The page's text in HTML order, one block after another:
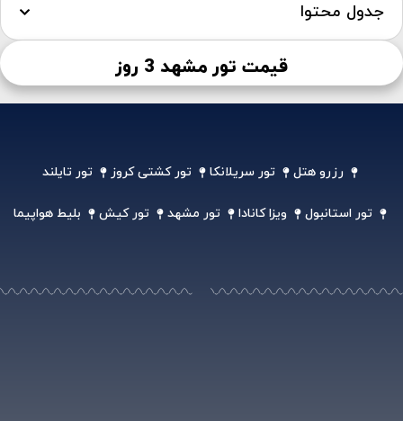
جدول محتوا
قیمت تور مشهد 3 روز
رزرو هتل تور سریلانکا تور کشتی کروز تور تایلند
تور استانبول ویزا کانادا تور مشهد تور کیش بلیط هواپیما